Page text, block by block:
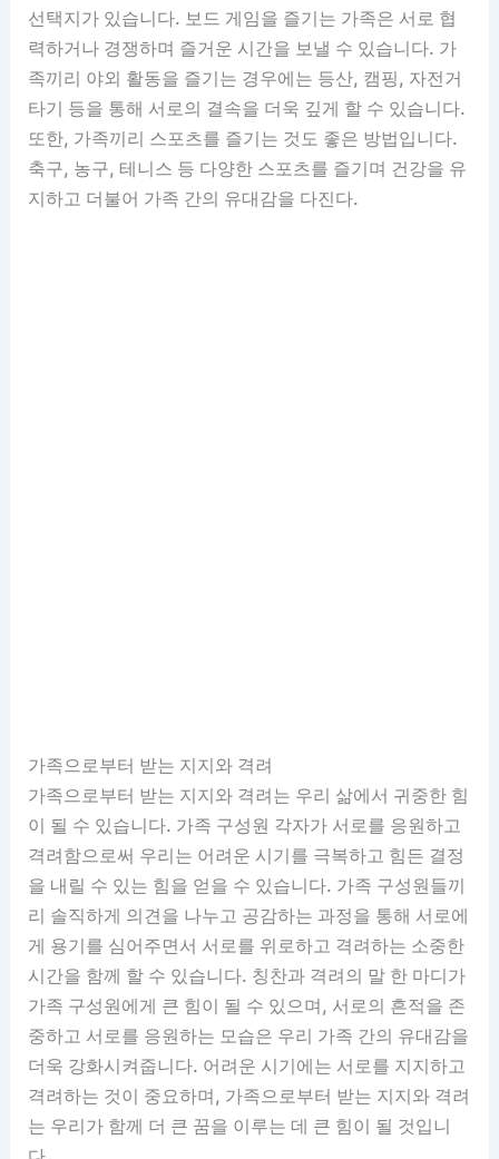
선택지가 있습니다. 보드 게임을 즐기는 가족은 서로 협
력하거나 경쟁하며 즐거운 시간을 보낼 수 있습니다. 가
족끼리 야외 활동을 즐기는 경우에는 등산, 캠핑, 자전거
타기 등을 통해 서로의 결속을 더욱 깊게 할 수 있습니다.
또한, 가족끼리 스포츠를 즐기는 것도 좋은 방법입니다.
축구, 농구, 테니스 등 다양한 스포츠를 즐기며 건강을 유
지하고 더불어 가족 간의 유대감을 다진다.
가족으로부터 받는 지지와 격려
가족으로부터 받는 지지와 격려는 우리 삶에서 귀중한 힘
이 될 수 있습니다. 가족 구성원 각자가 서로를 응원하고
격려함으로써 우리는 어려운 시기를 극복하고 힘든 결정
을 내릴 수 있는 힘을 얻을 수 있습니다. 가족 구성원들끼
리 솔직하게 의견을 나누고 공감하는 과정을 통해 서로에
게 용기를 심어주면서 서로를 위로하고 격려하는 소중한
시간을 함께 할 수 있습니다. 칭찬과 격려의 말 한 마디가
가족 구성원에게 큰 힘이 될 수 있으며, 서로의 흔적을 존
중하고 서로를 응원하는 모습은 우리 가족 간의 유대감을
더욱 강화시켜줍니다. 어려운 시기에는 서로를 지지하고
격려하는 것이 중요하며, 가족으로부터 받는 지지와 격려
는 우리가 함께 더 큰 꿈을 이루는 데 큰 힘이 될 것입니